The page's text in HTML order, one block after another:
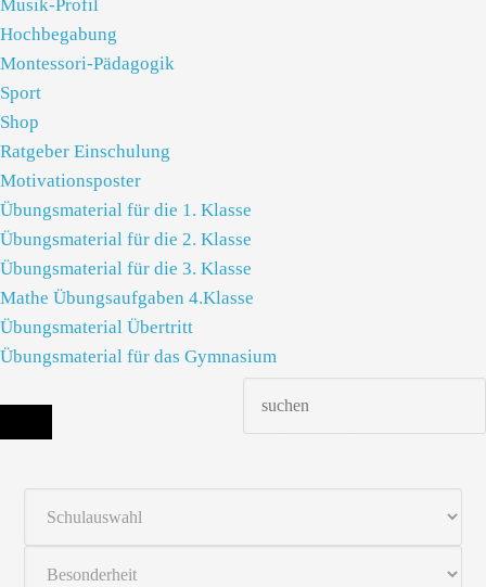
Musik-Profil
Hochbegabung
Montessori-Pädagogik
Sport
Shop
Ratgeber Einschulung
Motivationsposter
Übungsmaterial für die 1. Klasse
Übungsmaterial für die 2. Klasse
Übungsmaterial für die 3. Klasse
Mathe Übungsaufgaben 4.Klasse
Übungsmaterial Übertritt
Übungsmaterial für das Gymnasium
Die richtige Schule finden - dein Infoportal zur Schulsuche in Deutschland